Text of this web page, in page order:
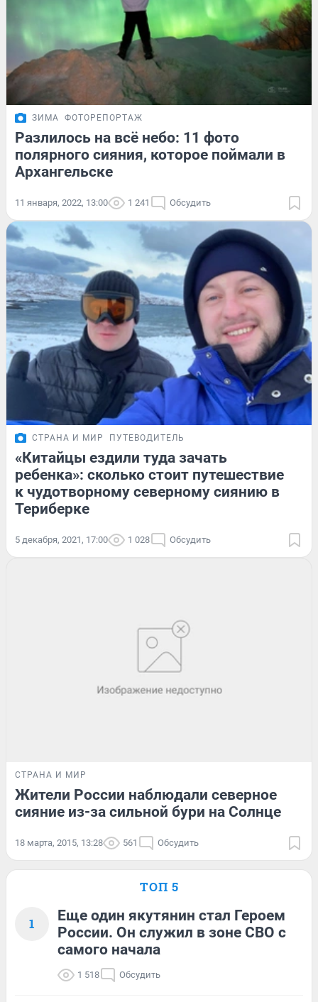
ЗИМА ФОТОРЕПОРТАЖ
Разлилось на всё небо: 11 фото
полярного сияния, которое поймали в
Архангельске
11 января, 2022, 13:00 1 241 Обсудить
СТРАНА И МИР ПУТЕВОДИТЕЛЬ
«Китайцы ездили туда зачать
ребенка»: сколько стоит путешествие
к чудотворному северному сиянию в
Териберке
5 декабря, 2021, 17:00 1 028 Обсудить
СТРАНА И МИР
Жители России наблюдали северное
сияние из-за сильной бури на Солнце
18 марта, 2015, 13:28 561 Обсудить
ТОП 5
1
Еще один якутянин стал Героем
России. Он служил в зоне СВО с
самого начала
1 518 Обсудить